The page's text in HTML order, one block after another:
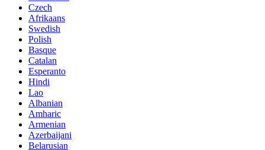
Czech
Afrikaans
Swedish
Polish
Basque
Catalan
Esperanto
Hindi
Lao
Albanian
Amharic
Armenian
Azerbaijani
Belarusian